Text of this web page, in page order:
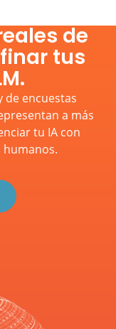
de
tus
de encuestas
a más
tu IA con